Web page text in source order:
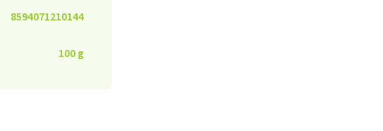
8594071210144
100 g